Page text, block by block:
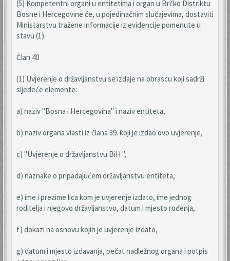
(5) Kompetentni organi u entitetima i organ u Brčko Distriktu
Bosne i Hercegovine će, u pojedinačnim slučajevima, dostaviti
Ministarstvu tražene informacije iz evidencije pomenute u
stavu (1).
Član 40
(1) Uvjerenje o državljanstvu se izdaje na obrascu koji sadrži
sljedeće elemente:
a) naziv "Bosna i Hercegovina" i naziv entiteta,
b) naziv organa vlasti iz člana 39. koji je izdao ovo uvjerenje,
c) "Uvjerenje o državljanstvu BiH ",
d) naznake o pripadajućem državljanstvu entiteta,
e) ime i prezime lica kom je uvjerenje izdato, ime jednog
roditelja i njegovo državljanstvo, datum i mjesto rođenja,
f) dokazi na osnovu kojih je uvjerenje izdato,
g) datum i mjesto izdavanja, pečat nadležnog organa i potpis